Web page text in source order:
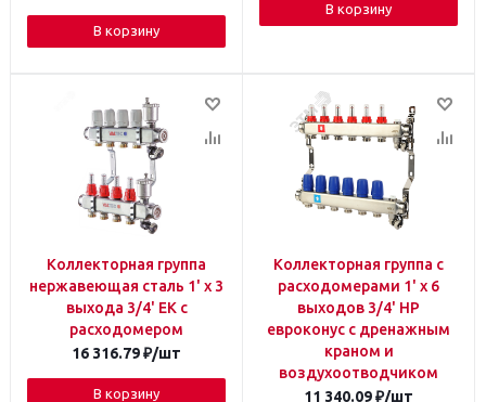
В корзину
В корзину
Коллекторная группа
нержавеющая сталь 1' х 3
выхода 3/4' ЕК с
расходомером
16 316.79₽/шт
В корзину
Коллекторная группа с
расходомерами 1' х 6
выходов 3/4' НР
евроконус с дренажным
краном и
воздухоотводчиком
11 340.09₽/шт